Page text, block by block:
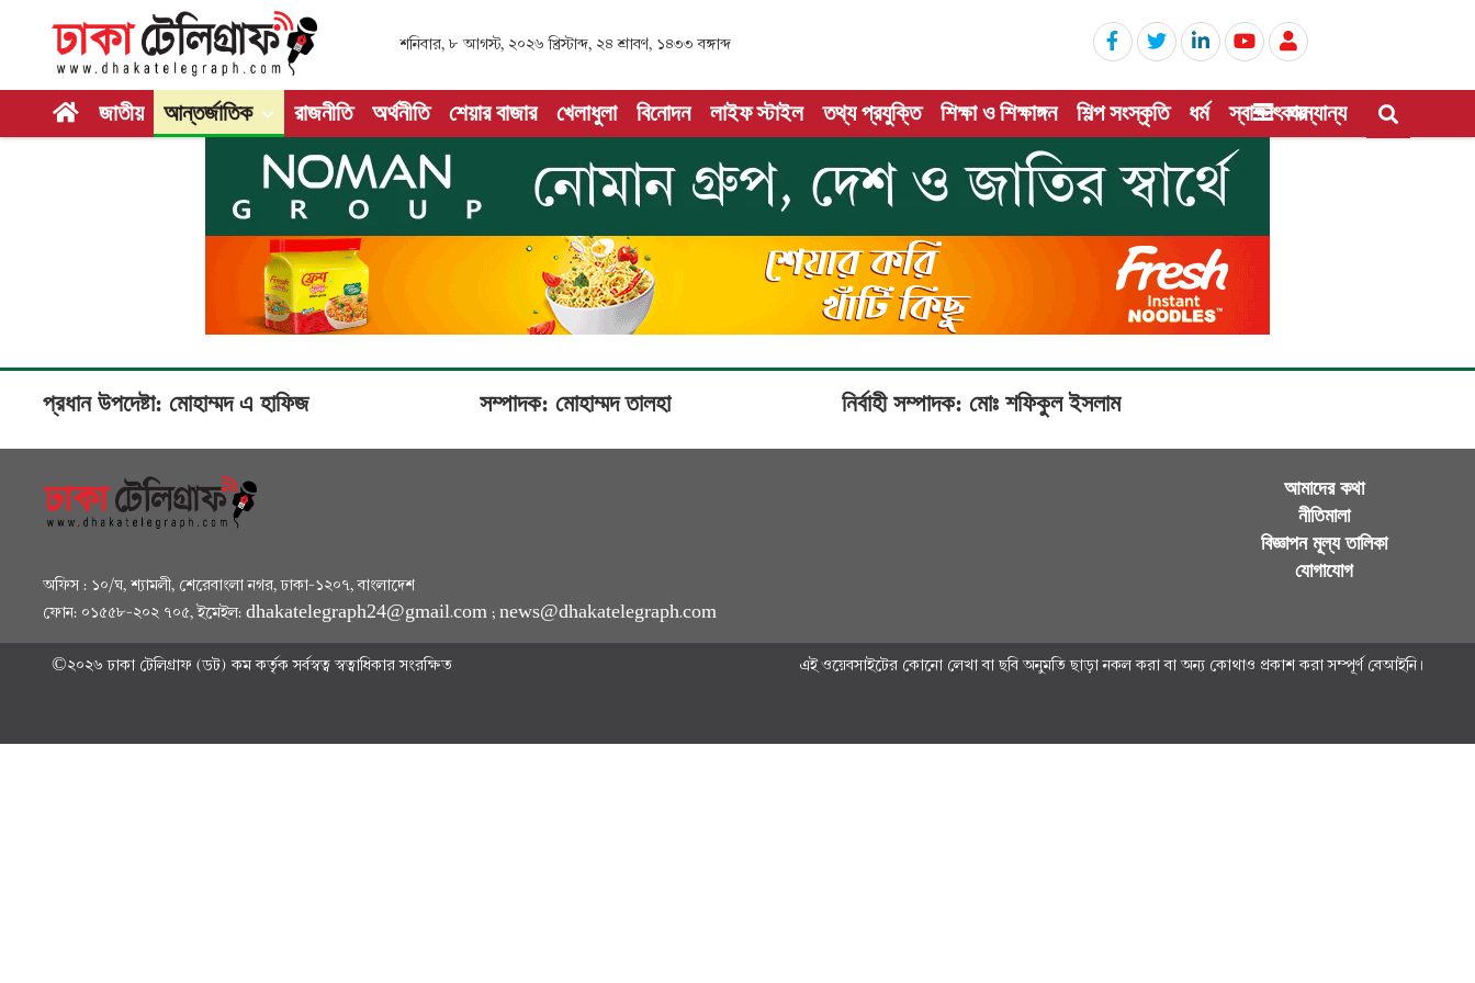
শনিবার, ৮ আগস্ট, ২০২৬ খ্রিস্টাব্দ, ২৪ শ্রাবণ, ১৪৩৩ বঙ্গাব্দ
জাতীয় আন্তর্জাতিক রাজনীতি অর্থনীতি শেয়ার বাজার খেলাধুলা বিনোদন লাইফ স্টাইল তথ্য প্রযুক্তি শিক্ষা ও শিক্ষাঙ্গন শিল্প সংস্কৃতি ধর্ম স্বাক্ষাৎকারঅন্যান্য
প্রধান উপদেষ্টা: মোহাম্মদ এ হাফিজ সম্পাদক: মোহাম্মদ তালহা নির্বাহী সম্পাদক: মোঃ শফিকুল ইসলাম
অফিস : ১০/ঘ, শ্যামলী, শেরেবাংলা নগর, ঢাকা-১২০৭, বাংলাদেশ
ফোন: ০১৫৫৮-২০২ ৭০৫, ইমেইল: dhakatelegraph24@gmail.com ; news@dhakatelegraph.com
আমাদের কথা
নীতিমালা
বিজ্ঞাপন মূল্য তালিকা
যোগাযোগ
©২০২৬ ঢাকা টেলিগ্রাফ (ডট) কম কর্তৃক সর্বস্বত্ব স্বত্বাধিকার সংরক্ষিত এই ওয়েবসাইটের কোনো লেখা বা ছবি অনুমতি ছাড়া নকল করা বা অন্য কোথাও প্রকাশ করা সম্পূর্ণ বেআইনি।